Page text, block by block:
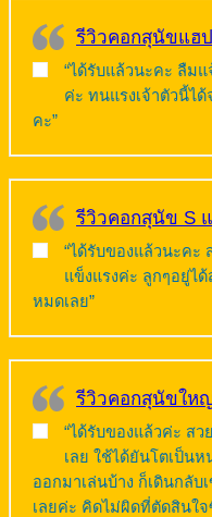
รีวิวคอกสุนัขแฮ
“ได้รับแล้วนะคะ ลืม
ค่ะ ทนแรงเจ้าตัวนี้ไ
คะ”
รีวิวคอกสุนัข S
“ได้รับของแล้วนะคะ
แข็งแรงค่ะ ลูกๆอยู่ไ
หมดเลย”
รีวิวคอกสุนัขให
“ได้รับของแล้วค่ะ ส
เลย ใช้ได้ยันโตเป็น
ออกมาเล่นบ้าง ก็เดินกลับ
เลยค่ะ คิดไม่ผิดที่ตัดสินใจ